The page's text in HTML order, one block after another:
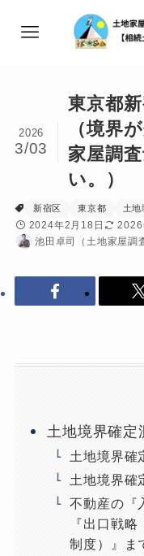
東京都
（境界
家屋調
い。）
2026
3/03
新宿区 東京都 土地
2024年2月18日
2026
池田卓司（土地家屋調
土地境界確定
土地境界確
土地境界確
不動産の『
『出口戦
制度）』ま